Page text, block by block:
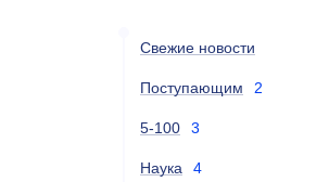
Свежие новости
Поступающим 2
5-100 3
Наука 4